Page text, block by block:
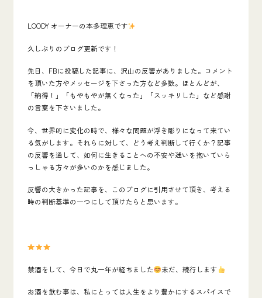
LOODY オーナーの本多理恵です
久しぶりのブログ更新です！
先日、FBに投稿した記事に、沢山の反響がありました。コメント
を頂いた方やメッセージを下さった方など多数。ほとんどが、
「納得！」「もやもやが無くなった」「スッキリした」など感謝
の言葉を下さいました。
今、世界的に変化の時で、様々な問題が浮き彫りになって来てい
る気がします。それらに対して、どう考え判断して行くか？記事
の反響を通して、如何に生きることへの不安や迷いを抱いていら
っしゃる方々が多いのかを感じました。
反響の大きかった記事を、このブログに引用させて頂き、考える
時の判断基準の一つにして頂けたらと思います。
禁酒をして、今日で丸一年が経ちました 未だ、続行します
お酒を飲む事は、私にとっては人生をより豊かにするスパイスで